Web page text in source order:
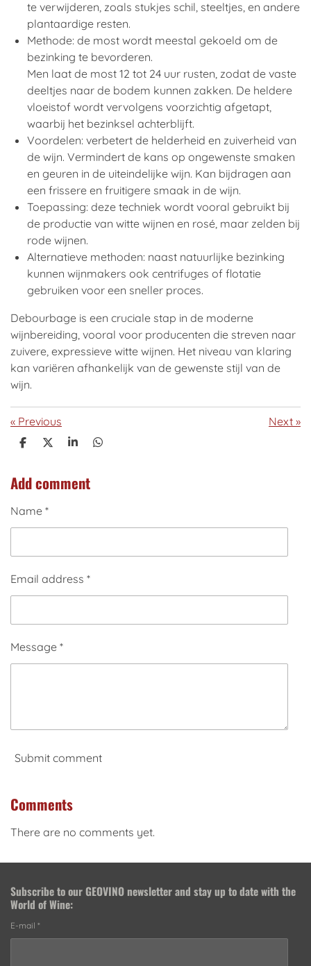
te verwijderen, zoals stukjes schil, steeltjes, en andere
plantaardige resten.
Methode: de most wordt meestal gekoeld om de
bezinking te bevorderen.
Men laat de most 12 tot 24 uur rusten, zodat de vaste
deeltjes naar de bodem kunnen zakken. De heldere
vloeistof wordt vervolgens voorzichtig afgetapt,
waarbij het bezinksel achterblijft.
Voordelen: verbetert de helderheid en zuiverheid van
de wijn. Vermindert de kans op ongewenste smaken
en geuren in de uiteindelijke wijn. Kan bijdragen aan
een frissere en fruitigere smaak in de wijn.
Toepassing: deze techniek wordt vooral gebruikt bij
de productie van witte wijnen en rosé, maar zelden bij
rode wijnen.
Alternatieve methoden: naast natuurlijke bezinking
kunnen wijnmakers ook centrifuges of flotatie
gebruiken voor een sneller proces.
Debourbage is een cruciale stap in de moderne
wijnbereiding, vooral voor producenten die streven naar
zuivere, expressieve witte wijnen. Het niveau van klaring
kan variëren afhankelijk van de gewenste stijl van de
wijn.
« Previous Next »
S
r
e
S
r
e
S
r
e
S
Add comment
Name *
Email address *
Message *
Submit comment
Comments
There are no comments yet.
Subscribe to ourGEOVINO newsletterand stay up to date with the
World of Wine:
E-mail *